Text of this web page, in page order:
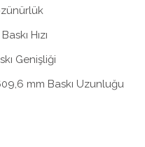
Hızı
Genişliği
mm Baskı Uzunluğu